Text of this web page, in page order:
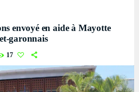
envoyé en aide à Mayotte
garonnais
17